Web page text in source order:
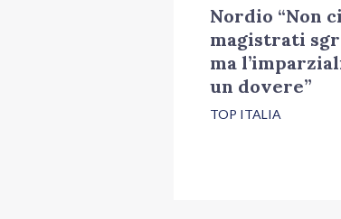
Nordio “Non
magistrati
ma
un dovere”
TOP ITALIA